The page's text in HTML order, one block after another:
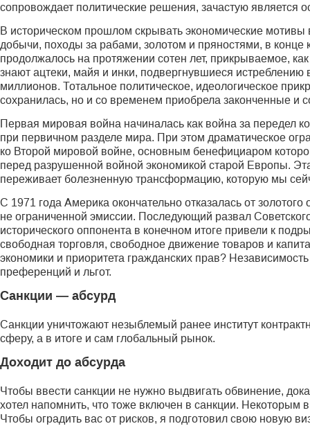
сопровождает политические решения, зачастую является
В историческом прошлом скрывать экономические
добычи, походы за рабами, золотом и пряностями, в
продолжалось на протяжении сотен лет, прикрываемое,
знают ацтеки, майя и инки, подвергнувшиеся истреблению
миллионов. Тотальное политическое, идеологическое
сохранилась, но и со временем приобрела законченные
Первая мировая война начиналась как война за
при первичном разделе мира. При этом драматическое
ко Второй мировой войне, основным бенефициаром
перед разрушенной войной экономикой старой Европы.
переживает болезненную трансформацию, которую мы
С 1971 года Америка окончательно отказалась от
не ограниченной эмиссии. Последующий развал
исторического оппонента в конечном итоге привели к
свободная торговля, свободное движение товаров и
экономики и приоритета гражданских прав?
преференций и льгот.
Санкции — абсурд
Санкции уничтожают незыблемый ранее институт
сферу, а в итоге и сам глобальный рынок.
Доходит до абсурда
Чтобы ввести санкции не нужно выдвигать обвинение,
хотел напомнить, что тоже включен в санкции. Некоторым
Чтобы оградить вас от рисков, я подготовил свою новую